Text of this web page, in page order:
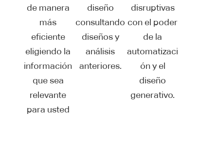
de manera
más
eficiente
eligiendo la
información
que sea
relevante
para usted
diseño
consultando
diseños y
análisis
anteriores.
disruptivas
con el poder
de la
automatizaci
ón y el
diseño
generativo.